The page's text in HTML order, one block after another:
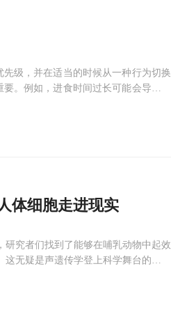
级，并在适当的时候从一种行为切换
。例如，进食时间过长可能会导致繁
体细胞走进现实
研究者们找到了能够在哺乳动物中起效
无疑是声遗传学登上科学舞台的重要